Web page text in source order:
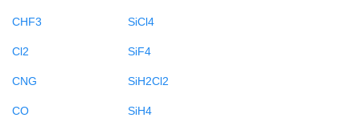
CHF3
Cl2
CNG
CO
SiCl4
SiF4
SiH2Cl2
SiH4